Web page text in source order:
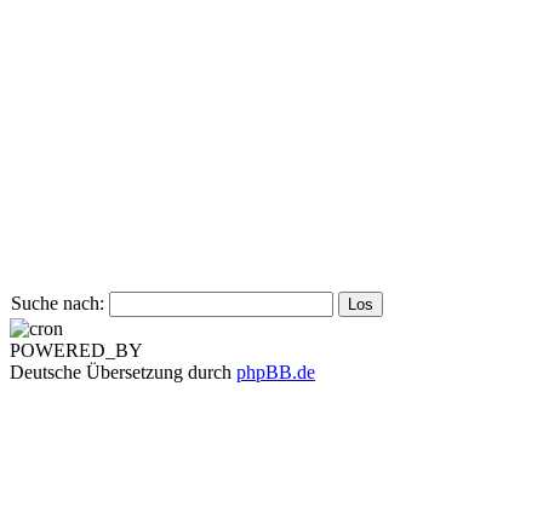
Suche nach:
POWERED_BY
Deutsche Übersetzung durch phpBB.de